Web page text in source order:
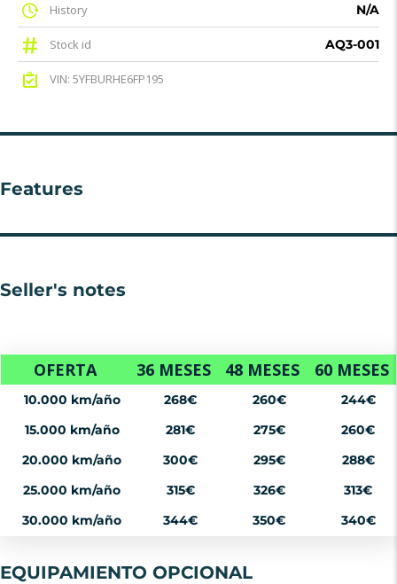
History N/A
Stock id AQ3-001
VIN: 5YFBURHE6FP195
Features
Seller's notes
OFERTA 36 MESES 48 MESES 60 MESES
10.000 km/año 268€ 260€
244€
15.000 km/año
281€ 275€
260€
20.000 km/año
300€ 295€
288€
25.000 km/año
315€ 326€
313€
30.000 km/año
344€ 350€ 340€
EQUIPAMIENTO OPCIONAL